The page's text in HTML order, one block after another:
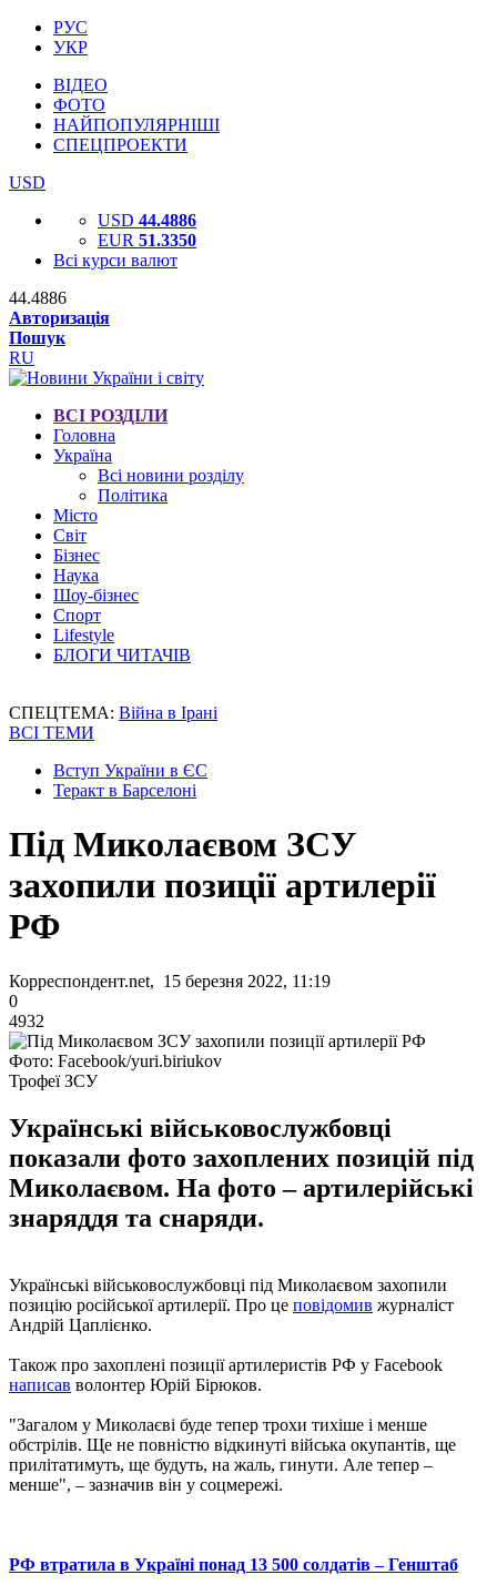
РУС
УКР
ВІДЕО
ФОТО
НАЙПОПУЛЯРНІШІ
СПЕЦПРОЕКТИ
USD
USD 44.4886
EUR 51.3350
Всі курси валют
44.4886
Авторизація
Пошук
RU
ВСІ РОЗДІЛИ
Головна
Україна
Всі новини розділу
Політика
Місто
Світ
Бізнес
Наука
Шоу-бізнес
Спорт
Lifestyle
БЛОГИ ЧИТАЧІВ
СПЕЦТЕМА: Війна в Ірані
ВСІ ТЕМИ
Вступ України в ЄС
Теракт в Барселоні
Під Миколаєвом ЗСУ
захопили позиції артилерії
РФ
Корреспондент.net, 15 березня 2022, 11:19
0
4932
Фото: Facebook/yuri.biriukov
Трофеї ЗСУ
Українські військовослужбовці
показали фото захоплених позицій під
Миколаєвом. На фото – артилерійські
знаряддя та снаряди.
Українські військовослужбовці під Миколаєвом захопили
позицію російської артилерії. Про це повідомив журналіст
Андрій Цаплієнко.
Також про захоплені позиції артилеристів РФ у Facebook
написав волонтер Юрій Бірюков.
"Загалом у Миколаєві буде тепер трохи тихіше і менше
обстрілів. Ще не повністю відкинуті війська окупантів, ще
прилітатимуть, ще будуть, на жаль, гинути. Але тепер –
менше", – зазначив він у соцмережі.
РФ втратила в Україні понад 13 500 солдатів – Генштаб